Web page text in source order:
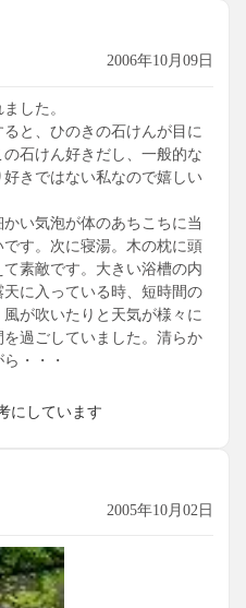
2006年10月09日
した。
と、ひのきの石けんが目に
石けん好きだし、一般的な
きではない私なので嬉しい
い気泡が体のあちこちに当
す。次に寝湯。木の枕に頭
素敵です。大きい浴槽の内
に入っている時、短時間の
が吹いたりと天気が様々に
過ごしていました。清らか
・・・
にしています
2005年10月02日